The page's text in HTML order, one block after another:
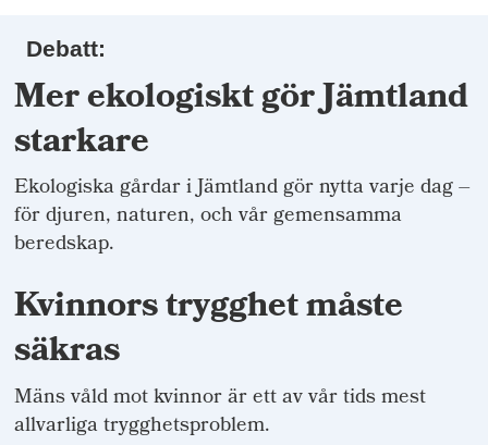
Debatt:
Mer ekologiskt gör Jämtland
starkare
Ekologiska gårdar i Jämtland gör nytta varje dag –
för djuren, naturen, och vår gemensamma
beredskap.
Kvinnors trygghet måste
säkras
Mäns våld mot kvinnor är ett av vår tids mest
allvarliga trygghetsproblem.